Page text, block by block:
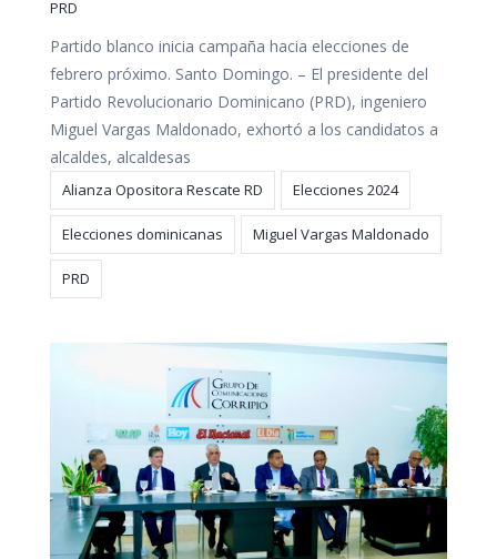
PRD
Partido blanco inicia campaña hacia elecciones de
febrero próximo. Santo Domingo. – El presidente del
Partido Revolucionario Dominicano (PRD), ingeniero
Miguel Vargas Maldonado, exhortó a los candidatos a
alcaldes, alcaldesas
Alianza Opositora Rescate RD Elecciones 2024
Elecciones dominicanas Miguel Vargas Maldonado
PRD